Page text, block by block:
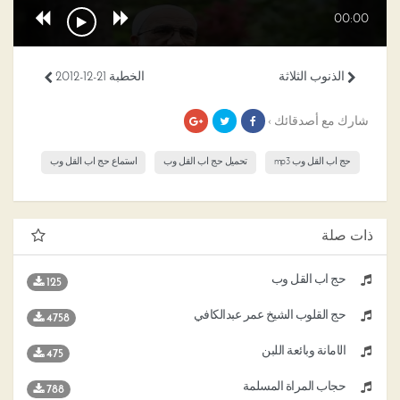
00:00
الخطبة 21-12-2012 الذنوب الثلاثة
شارك مع أصدقائك ›
حج اب القل وب mp3 تحميل حج اب القل وب استماع حج اب القل وب
ذات صلة
حج اب القل وب 125
حج القلوب الشيخ عمر عبدالكافي 4758
الأمانة وبائعة اللبن 475
حجاب المرأة المسلمة 788